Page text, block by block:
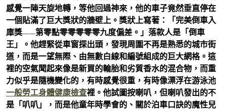
感覺一陣天旋地轉，等他回過神來，他的車子竟然垂直停在
一個貼滿了巨大獎狀的牆壁上。獎狀上寫著：「完美倒車入
庫獎——第零點零零零零零九度偏差。」落款人是「倒車
王」。他趕緊從車窗探出頭，發現周圍不再是熟悉的城市街
道，而是一望無際、由無數白線和編號組成的巨大網格。這
裡的空氣聞起來像是新買的輪胎和劣質香水的混合物，而重
力似乎是隨機變化的，有時感覺很重，有時像漂浮在游泳池
一般勞工身體健康檢查裡。他試圖按喇叭，但喇叭發出的不
是「叭叭」，而是他童年時學會的、關於泊車口訣的魔性兒